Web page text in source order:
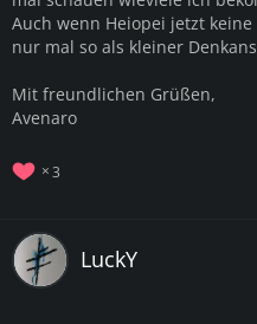
Auch wenn Heiopei jetzt
nur mal so als kleiner
Mit freundlichen Grüßen,
Avenaro
3
LuckY